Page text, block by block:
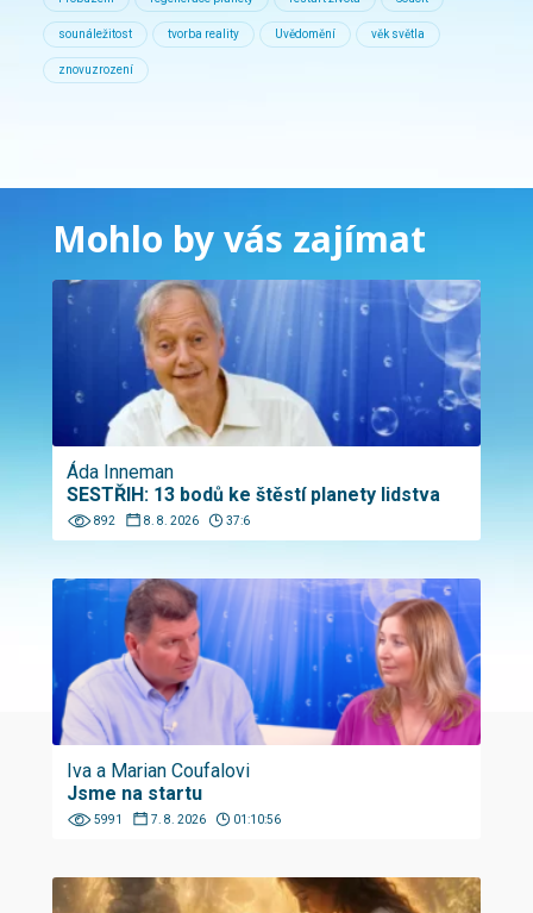
sounáležitost tvorba reality Uvědomění věk světla
znovuzrození
Mohlo by vás zajímat
Áda Inneman
SESTŘIH: 13 bodů ke štěstí planety lidstva
892 8. 8. 2026 37:6
Iva a Marian Coufalovi
Jsme na startu
5991 7. 8. 2026 01:10:56